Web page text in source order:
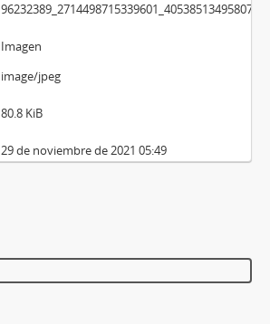
Imagen
image/jpeg
80.8 KiB
29 de noviembre de 2021 05:49